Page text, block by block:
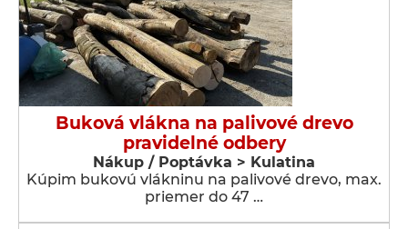
Buková vlákna na palivové drevo
pravidelné odbery
Nákup / Poptávka > Kulatina
Kúpim bukovú vlákninu na palivové drevo, max.
priemer do 47 …